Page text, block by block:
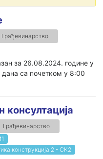
Грађевинарство
за 26.08.2024. године у
са почетком у 8:00
Грађевинарство
конструкција 2 - СК2